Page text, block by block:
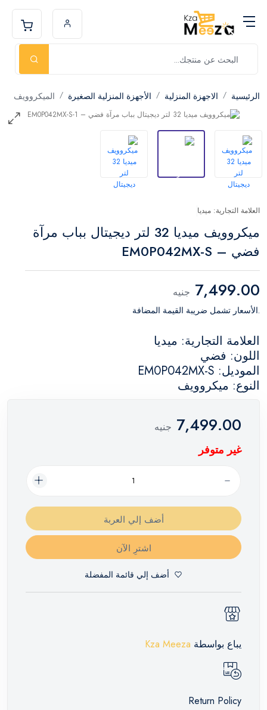
الرئيسية الاجهزة المنزلية الأجهزة المنزلية الصغيرة الميكروويف
العلامة التجارية: ميديا
ميكروويف ميديا 32 لتر ديجيتال بباب مرآة
فضي – EM0P042MX-S
7,499.00 جنيه
.الأسعار تشمل ضريبة القيمة المضافة
العلامة التجارية: ميديا
اللون: فضي
الموديل: EM0P042MX-S
النوع: ميكروويف
7,499.00 جنيه
غير متوفر
أضف إلي العربة
اشترِ الآن
أضف إلي قائمة المفضلة
يباع بواسطة Kza Meeza
Return Policy